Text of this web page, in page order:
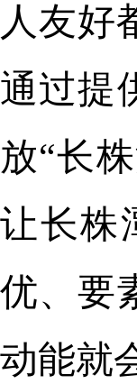
人友好
通过提
放“长
让长株
优、要
动能就